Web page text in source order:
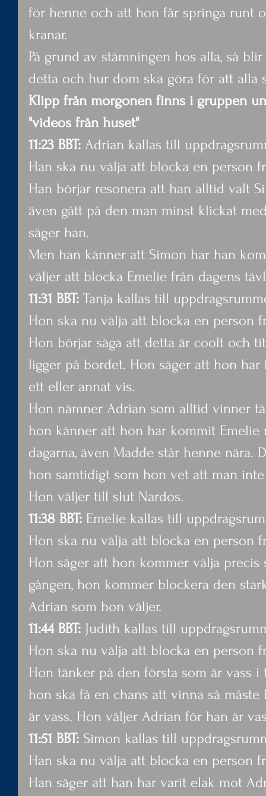
för henne och att hon får springa runt
kranar.
På grund av stämningen hos alla, så
detta och hur dom ska göra för att alla
Klipp från morgonen finns i gruppen
"videos från huset"
11:23 BBT: Adrian kallas till
Han ska nu välja att blocka en person
Han börjar resonera att han alltid valt
även gått på den man minst klickat
säger han.
Men han känner att Simon har han
väljer att blocka Emelie från dagens
11:31 BBT: Tanja kallas till
Hon ska nu välja att blocka en person
Hon börjar säga att detta är coolt och
ligger på bordet. Hon säger att hon
ett eller annat vis.
Hon nämner Adrian som alltid vinner
hon känner att hon har kommit Emelie
dagarna, även Madde står henne nära.
hon samtidigt som hon vet att man
Hon väljer till slut Nardos.
11:38 BBT: Emelie kallas till
Hon ska nu välja att blocka en person
Hon säger att hon kommer välja
gången, hon kommer blockera den
Adrian som hon väljer.
11:44 BBT: Judith kallas till
Hon ska nu välja att blocka en person
Hon tänker på den första som är vass
hon ska få en chans att vinna så
är vass. Hon väljer Adrian för han är
11:51 BBT: Simon kallas till
Han ska nu välja att blocka en person
Han säger att han har varit elak mot